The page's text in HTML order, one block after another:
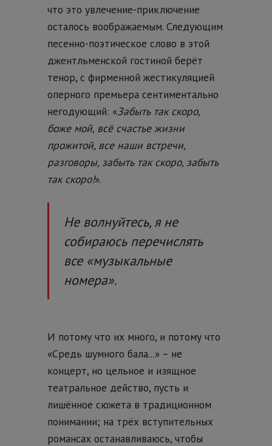
что это увлечение-приключение
осталось воображаемым. Следующим
песенно-поэтическое слово в этой
джентльменской гостиной берёт
тенор, с фирменной жестикуляцией
оперного премьера сентиментально
негодующий: «Забыть так скоро,
боже мой, всё счастье жизни
прожитой, все наши встречи,
разговоры, забыть так скоро, забыть
так скоро!».
Не волнуйтесь, я не
собираюсь перечислять
все «музыкальные
номера».
И потому что их много, и потому что
«Средь шумного бала...» – не
концерт, но цельное и изящное
театральное действо, пусть и
лишённое сюжета в традиционном
понимании; на трёх вступительных
романсах останавливаюсь, чтобы